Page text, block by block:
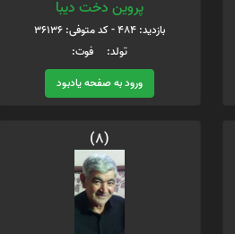
پروین دخت دیبا
بازدید: 484 - کد متوفی: 36136
تولد: فوت:
ورود به صفحه یادبود
(8)